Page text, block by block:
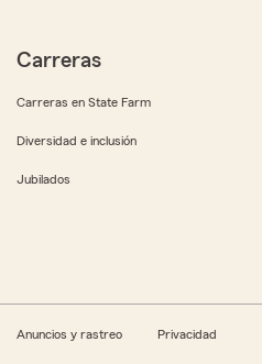
Carreras
Carreras en State Farm
Diversidad e inclusión
Jubilados
Anuncios y rastreo Privacidad